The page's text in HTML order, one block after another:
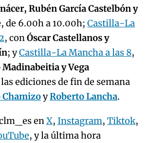
Rubén García Castelbón y
, de 6.00h a 10.00h; Castilla-La
, conÓscar Castellanos y
; yCastilla-La Mancha a las 8,
Madinabeitia y Vega
las ediciones de fin de semana
ChamizoyRoberto Lancha.
enX, Instagram, Tiktok,
, y la última hora